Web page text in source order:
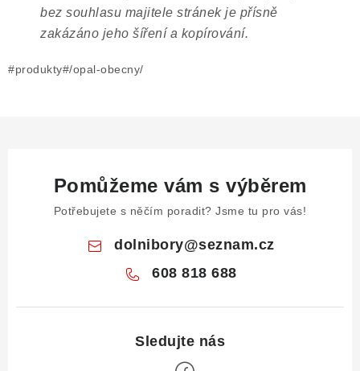
bez souhlasu majitele stránek je přísně
zakázáno jeho šíření a kopírování.
#produkty#/opal-obecny/
Pomůžeme vám s výběrem
Potřebujete s něčím poradit? Jsme tu pro vás!
dolnibory@seznam.cz
608 818 688